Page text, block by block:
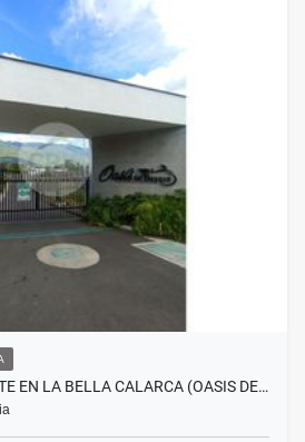
EN LA BELLA CALARCA (OASIS DE…